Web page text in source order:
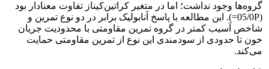
گروه‌ها وجود نداشت؛ اما در متغیر کراتین‌کیناز تفاوت معنا‌دار بود
(05/0P=). این مطالعه با پاسخ آنابولیک برابر در دو نوع تمرین و
شاخص آسیب کمتر در گروه تمرین مقاومتی با محدودیت جریان
خون تا حدودی از سودمندی این نوع از تمرین مقاومتی حمایت
می‌کند.